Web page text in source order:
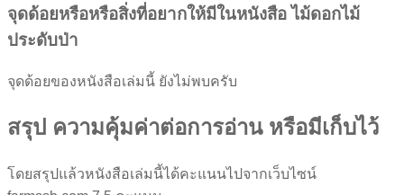
จุดด้อยหรือหรือสิ่งที่อยากให้มีในหนังสือ ไม้ดอกไม้
ประดับป่า
จุดด้อยของหนังสือเล่มนี้ ยังไม่พบครับ
สรุป ความคุ้มค่าต่อการอ่าน หรือมีเก็บไว้
โดยสรุปแล้วหนังสือเล่มนี้ได้คะแนนไปจากเว็บไซน์